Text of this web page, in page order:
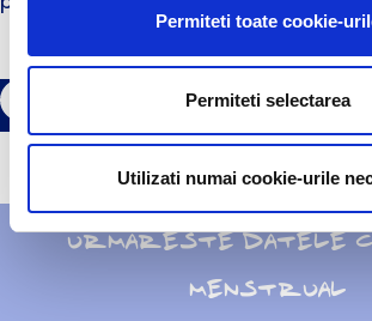
Permiteti toate cookie-
Permiteti selectarea
Utilizati numai cookie-urile
patru ori vanzarile la export intre 2010
URMARESTE DATELE
MENSTRUAL